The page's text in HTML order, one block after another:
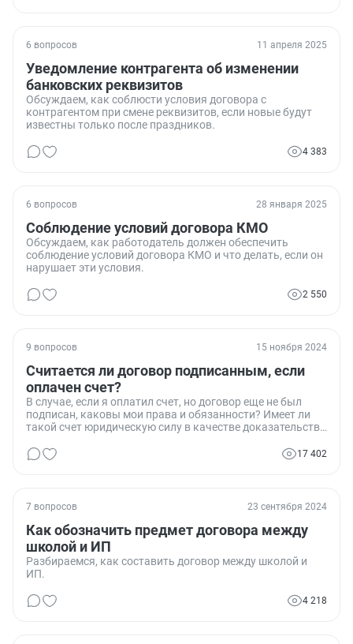
6 вопросов 11 апреля 2025
Уведомление контрагента об изменении
банковских реквизитов
Обсуждаем, как соблюсти условия договора с
контрагентом при смене реквизитов, если новые будут
известны только после праздников.
4 383
6 вопросов 28 января 2025
Соблюдение условий договора КМО
Обсуждаем, как работодатель должен обеспечить
соблюдение условий договора КМО и что делать, если он
нарушает эти условия.
2 550
9 вопросов 15 ноября 2024
Считается ли договор подписанным, если
оплачен счет?
В случае, если я оплатил счет, но договор еще не был
подписан, каковы мои права и обязанности? Имеет ли
такой счет юридическую силу в качестве доказательства
17 402
7 вопросов 23 сентября 2024
Как обозначить предмет договора между
школой и ИП
Разбираемся, как составить договор между школой и
ИП.
4 218